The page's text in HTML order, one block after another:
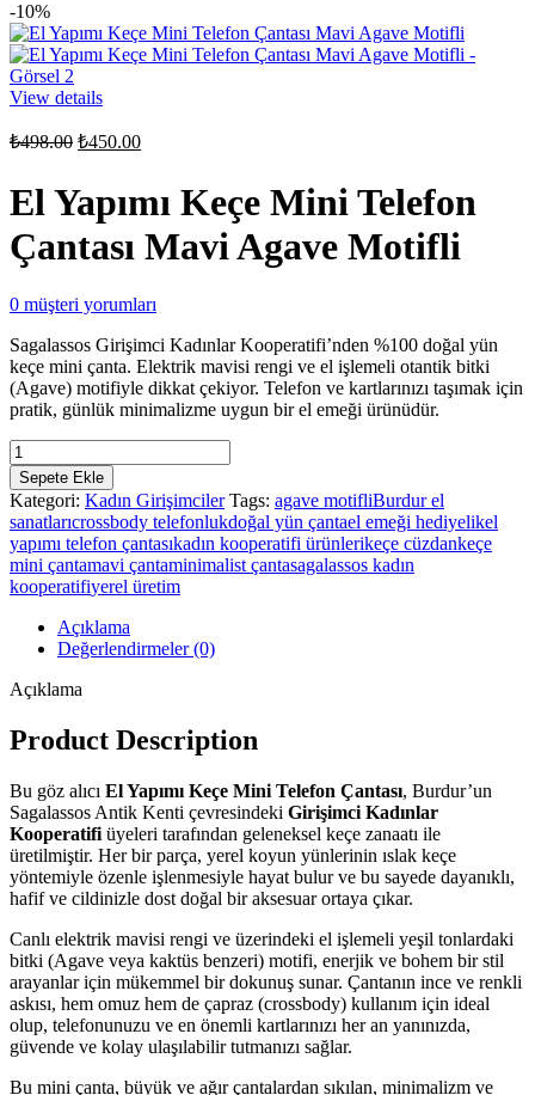
-10%
View details
₺498.00 Orijinal
₺450.00Şu
₺450.00.
El Yapımı Keçe Mini Telefon
Çantası Mavi Agave Motifli
0 müşteri yorumları
Sagalassos Girişimci Kadınlar Kooperatifi’nden %100 doğal yün
keçe mini çanta. Elektrik mavisi rengi ve el işlemeli otantik bitki
(Agave) motifiyle dikkat çekiyor. Telefon ve kartlarınızı taşımak için
pratik, günlük minimalizme uygun bir el emeği ürünüdür.
El
Yapımı
Keçe
Mini
Telefon
Çantası
Mavi
Agave
Motifli
adet
Sepete Ekle
Kategori: Kadın Girişimciler Tags: agave motifliBurdur el
sanatlarıcrossbody telefonlukdoğal yün çantael emeği hediyelikel
yapımı telefon çantasıkadın kooperatifi ürünlerikeçe cüzdankeçe
mini çantamavi çantaminimalist çantasagalassos kadın
kooperatifiyerel üretim
Açıklama
Değerlendirmeler (0)
Açıklama
Product Description
Bu göz alıcı El Yapımı Keçe Mini Telefon Çantası, Burdur’un
Sagalassos Antik Kenti çevresindeki Girişimci Kadınlar
Kooperatifi üyeleri tarafından geleneksel keçe zanaatı ile
üretilmiştir. Her bir parça, yerel koyun yünlerinin ıslak keçe
yöntemiyle özenle işlenmesiyle hayat bulur ve bu sayede dayanıklı,
hafif ve cildinizle dost doğal bir aksesuar ortaya çıkar.
Canlı elektrik mavisi rengi ve üzerindeki el işlemeli yeşil tonlardaki
bitki (Agave veya kaktüs benzeri) motifi, enerjik ve bohem bir stil
arayanlar için mükemmel bir dokunuş sunar. Çantanın ince ve renkli
askısı, hem omuz hem de çapraz (crossbody) kullanım için ideal
olup, telefonunuzu ve en önemli kartlarınızı her an yanınızda,
güvende ve kolay ulaşılabilir tutmanızı sağlar.
Bu mini çanta, büyük ve ağır çantalardan sıkılan, minimalizm ve